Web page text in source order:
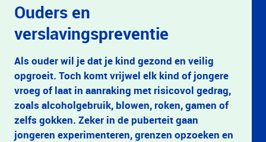
Ouders en
verslavingspreventie
Als ouder wil je dat je kind gezond en veilig
opgroeit. Toch komt vrijwel elk kind of jongere
vroeg of laat in aanraking met risicovol gedrag,
zoals alcoholgebruik, blowen, roken, gamen of
zelfs gokken. Zeker in de puberteit gaan
jongeren experimenteren, grenzen opzoeken en